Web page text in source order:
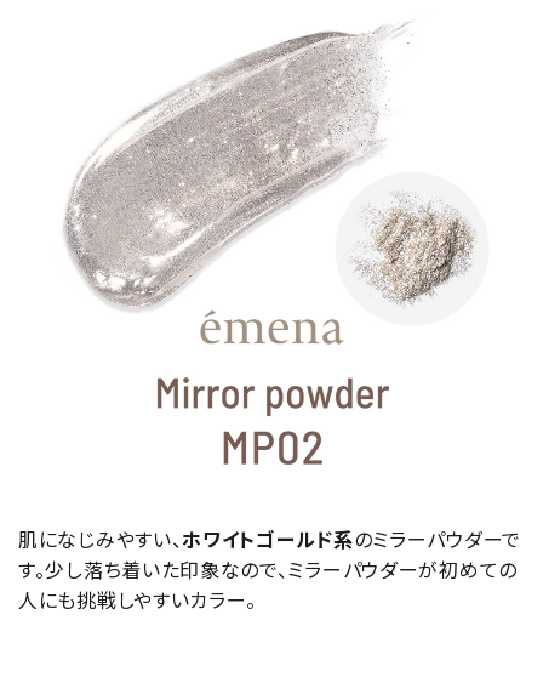
肌になじみやすい、ホワイトゴールド系のミラーパウダーで
す。少し落ち着いた印象なので、ミラーパウダーが初めての
人にも挑戦しやすいカラー。